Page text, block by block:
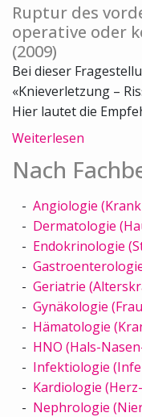
Ruptur des
operative oder
(2009)
Bei dieser
«Knieverletzung –
Hier lautet die
Weiterlesen
Nach
Angiologie
Dermatologie
Endokrinologie
Geriatrie
Gynäkologie
Hämatologie
HNO (Hals-
Infektiologie
Kardiologie
Nephrologie